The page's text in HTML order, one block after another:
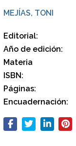
MEJÍAS, TONI
Editorial:
Año de edición:
Materia
ISBN:
Páginas:
Encuadernación: